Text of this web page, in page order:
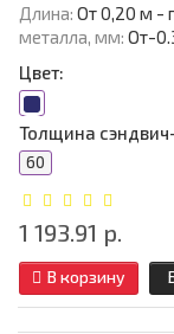
Длина: От 0,20 м -
металла, мм: От-
Цвет:
Толщина
60
1 193.91 р.
В корзину